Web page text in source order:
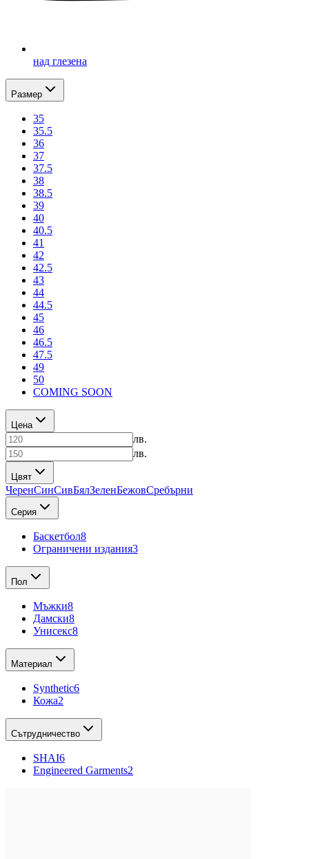
над глезена
Размер
35
35.5
36
37
37.5
38
38.5
39
40
40.5
41
42
42.5
43
44
44.5
45
46
46.5
47.5
49
50
COMING SOON
Цена
лв.
лв.
Цвят
ЧеренСинСивБялЗеленБежовСребърни
Серия
Баскетбол8
Ограничени издания3
Пол
Мъжки8
Дамски8
Унисекс8
Материал
Synthetic6
Кожа2
Сътрудничество
SHAI6
Engineered Garments2